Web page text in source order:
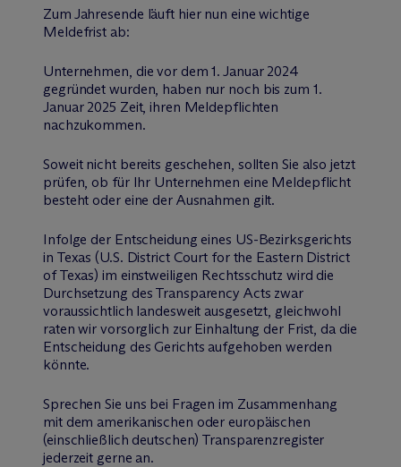
Zum Jahresende läuft hier nun eine wichtige
Meldefrist ab:
Unternehmen, die vor dem 1. Januar 2024
gegründet wurden, haben nur noch bis zum 1.
Januar 2025 Zeit, ihren Meldepflichten
nachzukommen.
Soweit nicht bereits geschehen, sollten Sie also jetzt
prüfen, ob für Ihr Unternehmen eine Meldepflicht
besteht oder eine der Ausnahmen gilt.
Infolge der Entscheidung eines US-Bezirksgerichts
in Texas (U.S. District Court for the Eastern District
of Texas) im einstweiligen Rechtsschutz wird die
Durchsetzung des Transparency Acts zwar
voraussichtlich landesweit ausgesetzt, gleichwohl
raten wir vorsorglich zur Einhaltung der Frist, da die
Entscheidung des Gerichts aufgehoben werden
könnte.
Sprechen Sie uns bei Fragen im Zusammenhang
mit dem amerikanischen oder europäischen
(einschließlich deutschen) Transparenzregister
jederzeit gerne an.